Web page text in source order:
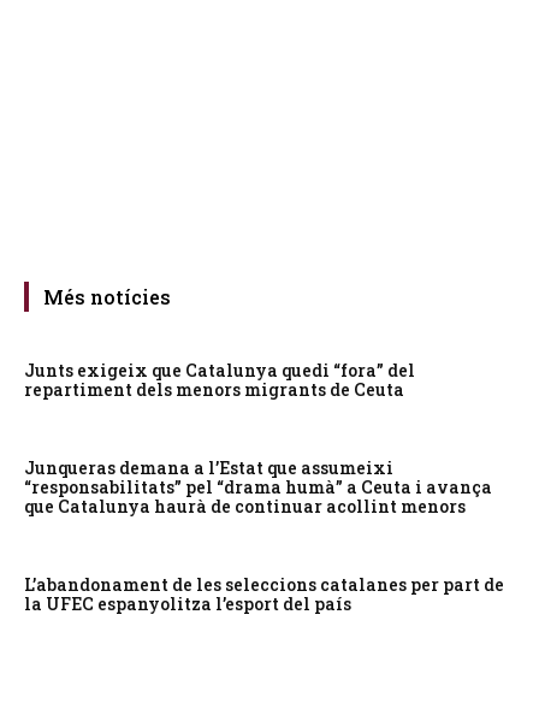
Més notícies
Junts exigeix que Catalunya quedi “fora” del
repartiment dels menors migrants de Ceuta
Junqueras demana a l’Estat que assumeixi
“responsabilitats” pel “drama humà” a Ceuta i avança
que Catalunya haurà de continuar acollint menors
L’abandonament de les seleccions catalanes per part de
la UFEC espanyolitza l’esport del país